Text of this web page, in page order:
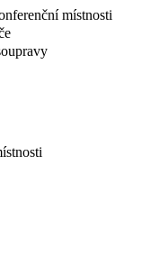
místnosti